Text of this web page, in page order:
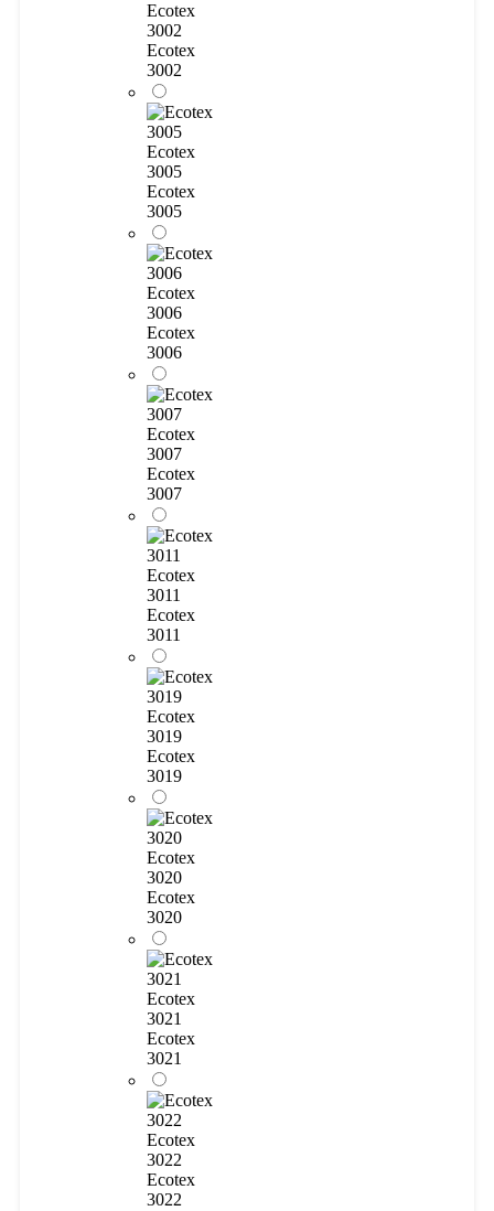
Ecotex
3002
Ecotex
3002
Ecotex
3005
Ecotex
3005
Ecotex
3006
Ecotex
3006
Ecotex
3007
Ecotex
3007
Ecotex
3011
Ecotex
3011
Ecotex
3019
Ecotex
3019
Ecotex
3020
Ecotex
3020
Ecotex
3021
Ecotex
3021
Ecotex
3022
Ecotex
3022